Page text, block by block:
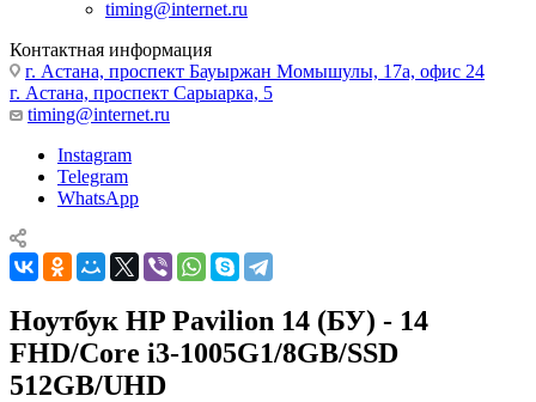
timing@internet.ru
Контактная информация
г. Астана, проспект Бауыржан Момышулы, 17а, офис 24
г. Астана, проспект Сарыарка, 5
timing@internet.ru
Instagram
Telegram
WhatsApp
Ноутбук HP Pavilion 14 (БУ) - 14
FHD/Core i3-1005G1/8GB/SSD
512GB/UHD